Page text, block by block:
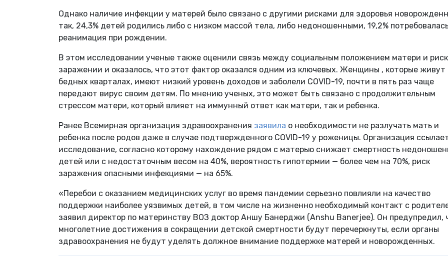
Однако наличие инфекции у матерей было связано с другими рисками для здоровья
так, 24,3% детей родились либо с низком массой тела, либо недоношенными, 19,2%
реанимация при рождении.
В этом исследовании ученые также оценили связь между социальным положением матери и
заражении и оказалось, что этот фактор оказался одним из ключевых. Женщины , которые живут
бедных кварталах, имеют низкий уровень доходов и заболели COVID-19, почти в пять раз чаще
передают вирус своим детям. По мнению ученых, это может быть связано с продолжительным
стрессом матери, который влияет на иммунный ответ как матери, так и ребенка.
Ранее Всемирная организация здравоохранения заявила о необходимости не разлучать мать и
ребенка после родов даже в случае подтвержденного COVID-19 у роженицы. Организация
исследование, согласно которому нахождение рядом с матерью снижает смертность
детей или с недостаточным весом на 40%, вероятность гипотермии — более чем на 70%, риск
заражения опасными инфекциями — на 65%.
«Перебои с оказанием медицинских услуг во время пандемии серьезно повлияли на качество
поддержки наиболее уязвимых детей, в том числе на жизненно необходимый контакт с
заявил директор по материнству ВОЗ доктор Аншу Банерджи (Anshu Banerjee). Он предупредил,
многолетние достижения в сокращении детской смертности будут перечеркнуты, если органы
здравоохранения не будут уделять должное внимание поддержке матерей и новорожденных.